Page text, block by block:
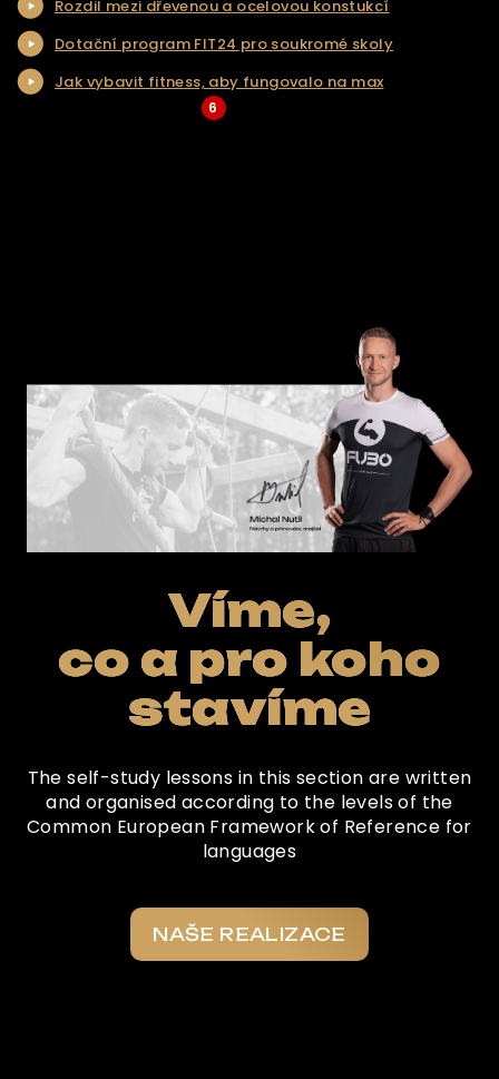
NAŠE SLUŽBY
REALIZACE
KONTAKT
Rozdil mezi dřevenou a ocelovou konstukcí
Dotační program FIT24 pro soukromé skoly
Jak vybavit fitness, aby fungovalo na max
6
Víme,
co a pro koho
stavíme
The self-study lessons in this section are written
and organised according to the levels of the
Common European Framework of Reference for
languages
NAŠE REALIZACE